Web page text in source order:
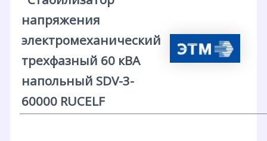
напряжения
электромеханический
трехфазный 60 кВА
напольный SDV-3-
60000 RUCELF